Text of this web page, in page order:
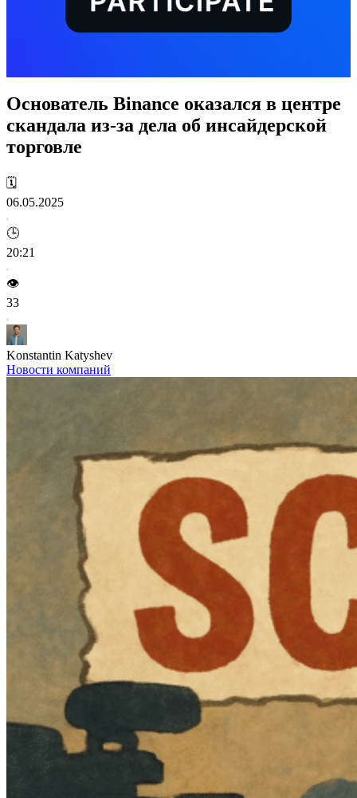
Основатель Binance оказался в центре
скандала из-за дела об инсайдерской
торговле
🗓️
06.05.2025
🕒
20:21
👁️
33
Konstantin Katyshev
Новости компаний